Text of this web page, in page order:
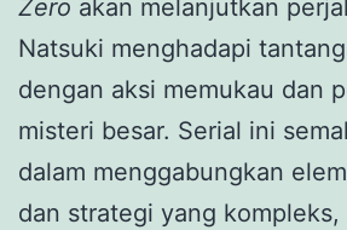
Zero akan melanjutkan
Natsuki menghadapi
dengan aksi memukau dan
misteri besar. Serial ini
dalam menggabungkan
dan strategi yang